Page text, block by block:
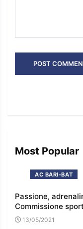
Most Popular
AC BARI-BAT
Passione,
Commissione
13/05/2021